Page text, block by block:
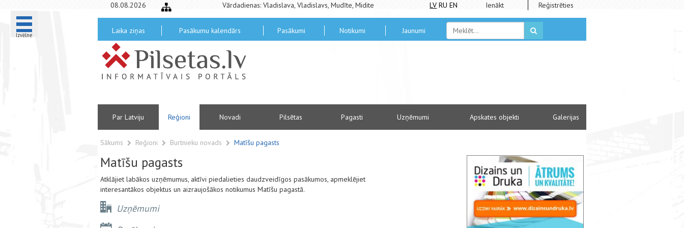
Izvēlne
08.08.2026 Vārdadienas: Vladislava, Vladislavs, Mudīte, Midite LV RU EN Ienākt Reģistrēties
Laika ziņas Pasākumu kalendārs Pasākumi Notikumi Jaunumi
Par Latviju Reģioni Novadi Pilsētas Pagasti Uzņēmumi Apskates objekti Galerijas
Sākums Reģioni Burtnieku novads Matīšu pagasts
Matīšu pagasts
Atklājiet labākos uzņēmumus, aktīvi piedalieties daudzveidīgos pasākumos, apmeklējiet
interesantākos objektus un aizraujošākos notikumus Matīšu pagastā.
Uzņēmumi